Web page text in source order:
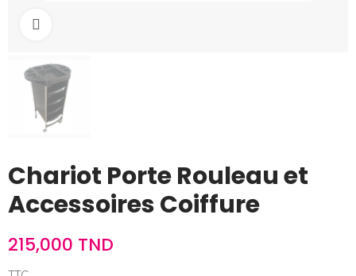
Chariot Porte Rouleau et
Accessoires Coiffure
215,000 TND